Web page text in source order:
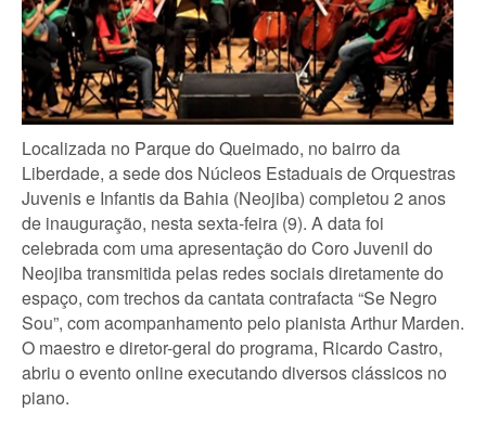
Localizada no Parque do Queimado, no bairro da
Liberdade, a sede dos Núcleos Estaduais de Orquestras
Juvenis e Infantis da Bahia (Neojiba) completou 2 anos
de inauguração, nesta sexta-feira (9). A data foi
celebrada com uma apresentação do Coro Juvenil do
Neojiba transmitida pelas redes sociais diretamente do
espaço, com trechos da cantata contrafacta “Se Negro
Sou”, com acompanhamento pelo pianista Arthur Marden.
O maestro e diretor-geral do programa, Ricardo Castro,
abriu o evento online executando diversos clássicos no
piano.